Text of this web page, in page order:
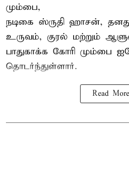
மும்பை,
நடிகை ஸ்ருதி ஹாசன்,
உருவம், குரல் மற்றும்
பாதுகாக்க கோரி மும்பை
தொடர்ந்துள்ளார்.
Read More